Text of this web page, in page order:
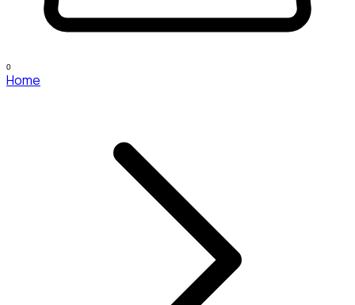
0
Home